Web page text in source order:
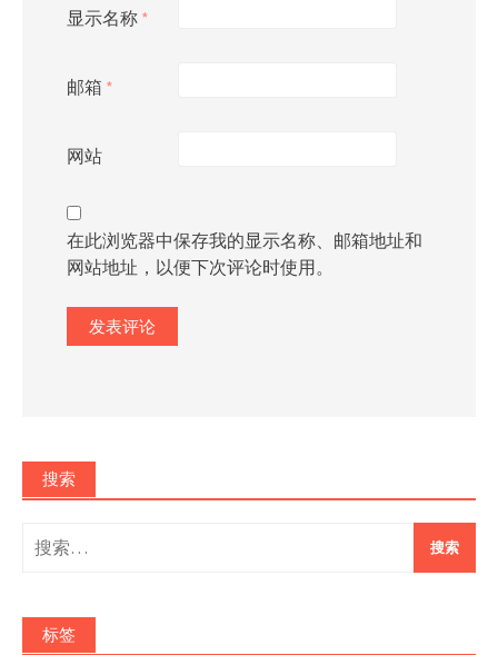
显示名称 *
邮箱 *
网站
在此浏览器中保存我的显示名称、邮箱地址和
网站地址，以便下次评论时使用。
搜索
搜
索：
标签